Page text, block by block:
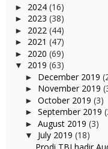
► 2024 (16)
► 2023 (38)
► 2022 (44)
► 2021 (47)
► 2020 (69)
▼ 2019 (63)
► December 2019
► November 2019
► October 2019 (3)
► September 2019
► August 2019 (3)
▼ July 2019 (18)
Prodi TBI hadir